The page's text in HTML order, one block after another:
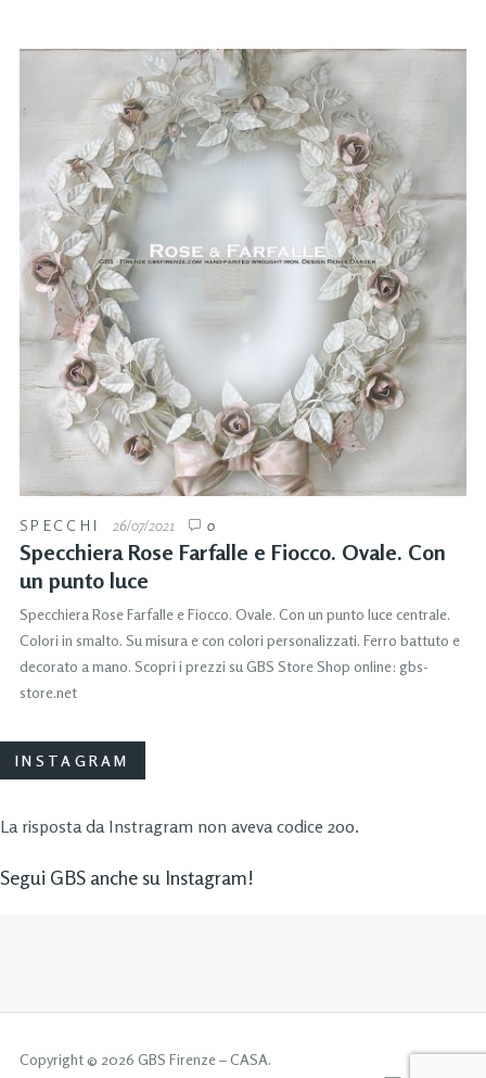
SPECCHI 26/07/2021 0
Specchiera Rose Farfalle e Fiocco. Ovale. Con
un punto luce
Specchiera Rose Farfalle e Fiocco. Ovale. Con un punto luce centrale.
Colori in smalto. Su misura e con colori personalizzati. Ferro battuto e
decorato a mano. Scopri i prezzi su GBS Store Shop online: gbs-
store.net
INSTAGRAM
La risposta da Instragram non aveva codice 200.
Segui GBS anche su Instagram!
Copyright © 2026 GBS Firenze – CASA.